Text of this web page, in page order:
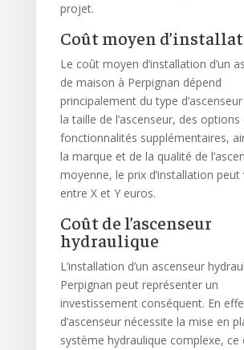
projet.
Coût moyen
Le coût moyen d’installation d’un
de maison à Perpignan dépend
principalement du type
la taille de l’ascenseur, des options
fonctionnalités supplémentaires,
la marque et de la qualité de
moyenne, le prix d’installation peut
entre X et Y euros.
Coût de l’ascenseur
hydraulique
L’installation d’un ascenseur
Perpignan peut représenter un
investissement conséquent. En
d’ascenseur nécessite la mise en
système hydraulique complexe, ce